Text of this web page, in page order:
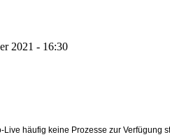
2021 - 16:30
häufig keine Prozesse zur